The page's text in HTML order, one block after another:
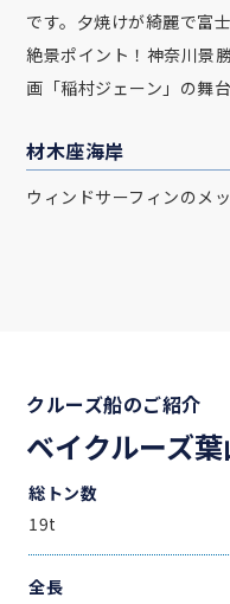
です。夕焼けが綺麗で富
絶景ポイント！神奈川景
画「稲村ジェーン」の舞
材木座海岸
ウィンドサーフィンのメ
クルーズ船のご紹介
ベイクルーズ
総トン数
19t
全長